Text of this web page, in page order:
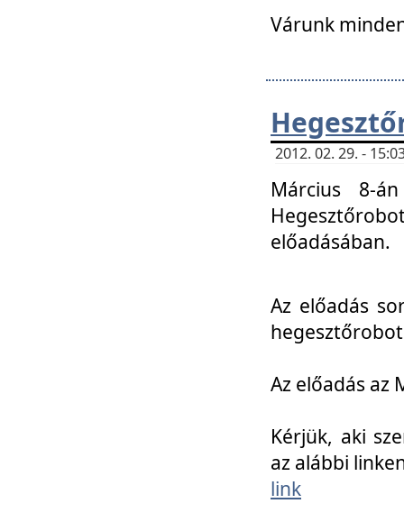
Várunk
2012. 02. 29. -
Március 8-
előadásában.
Az előadás
Az előadás az
Kérjük, aki
az alábbi
link